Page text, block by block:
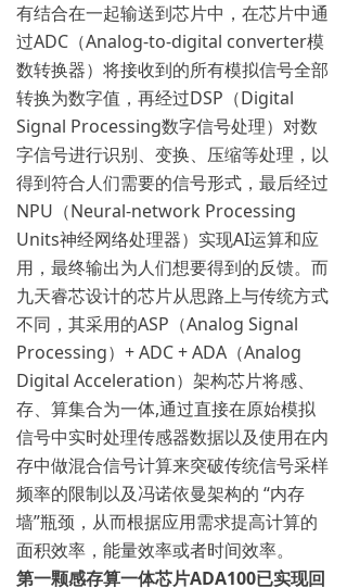
有结合在一起输送到芯片中，在芯片中通
过ADC（Analog-to-digital converter模
数转换器）将接收到的所有模拟信号全部
转换为数字值，再经过DSP（Digital
Signal Processing数字信号处理）对数
字信号进行识别、变换、压缩等处理，以
得到符合人们需要的信号形式，最后经过
NPU（Neural-network Processing
Units神经网络处理器）实现AI运算和应
用，最终输出为人们想要得到的反馈。而
九天睿芯设计的芯片从思路上与传统方式
不同，其采用的ASP（Analog Signal
Processing）+ ADC + ADA（Analog
Digital Acceleration）架构芯片将感、
存、算集合为一体,通过直接在原始模拟
信号中实时处理传感器数据以及使用在内
存中做混合信号计算来突破传统信号采样
频率的限制以及冯诺依曼架构的 “内存
墙”瓶颈，从而根据应用需求提高计算的
面积效率，能量效率或者时间效率。
第一颗感存算一体芯片ADA100已实现回